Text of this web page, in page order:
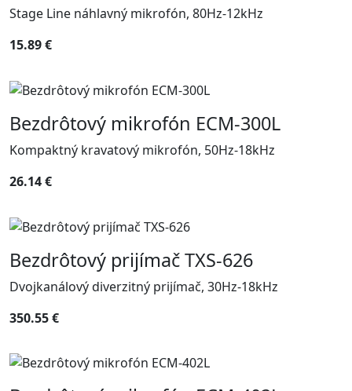
Stage Line náhlavný mikrofón, 80Hz-12kHz
15.89 €
Bezdrôtový mikrofón ECM-300L
Kompaktný kravatový mikrofón, 50Hz-18kHz
26.14 €
Bezdrôtový prijímač TXS-626
Dvojkanálový diverzitný prijímač, 30Hz-18kHz
350.55 €